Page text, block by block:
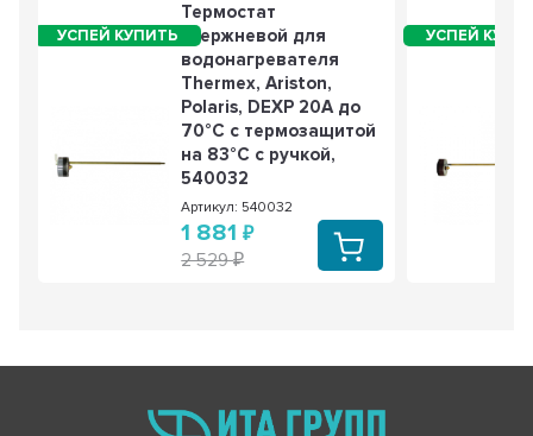
Термостат
стержневой для
водонагревателя
Thermex, Ariston,
Polaris, DEXP 20A до
70°С с термозащитой
на 83°С с ручкой,
540032
Артикул: 540032
1 881
2 529